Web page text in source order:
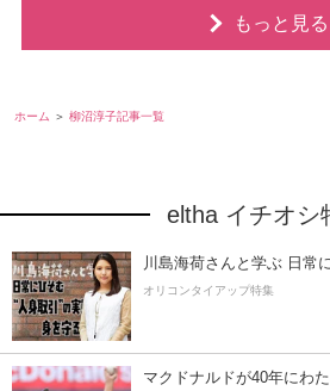
もっと見る
ホーム 柳沼淳子記事一覧
eltha イチオシ
川島海荷さんと学ぶ 日常
オリコンタイアップ特集
マクドナルドが40年にわ